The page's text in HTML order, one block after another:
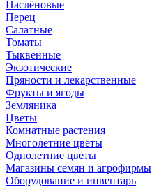
Паслёновые
Перец
Салатные
Томаты
Тыквенные
Экзотические
Пряности и лекарственные
Фрукты и ягоды
Земляника
Цветы
Комнатные растения
Многолетние цветы
Однолетние цветы
Магазины семян и агрофирмы
Оборудование и инвентарь